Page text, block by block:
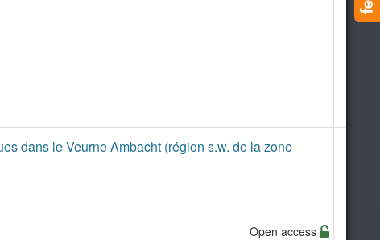
dans le Veurne Ambacht (région s.w. de la zone
Open access